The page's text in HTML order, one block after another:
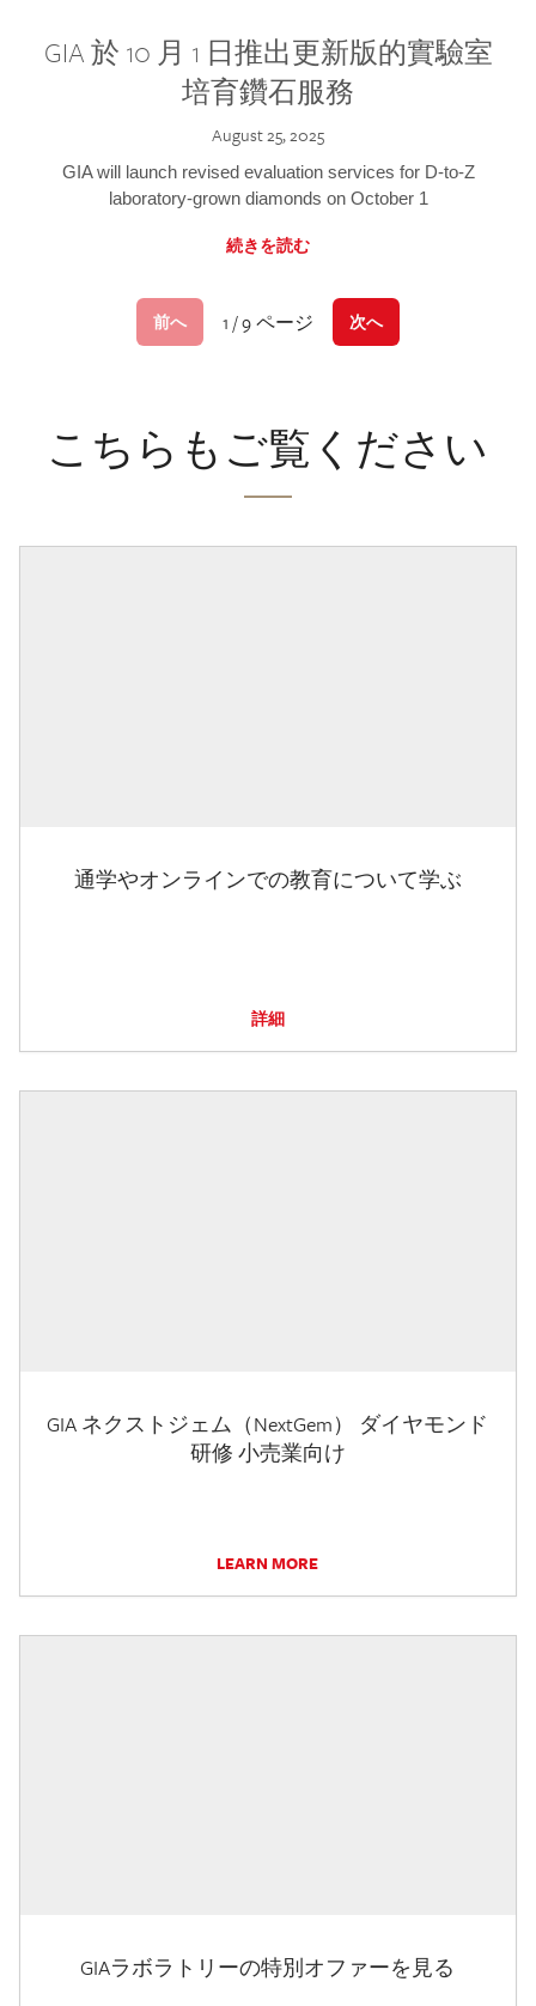
GIA 於 10 月 1 日推出更新版的實驗室
培育鑽石服務
August 25, 2025
GIA will launch revised evaluation services for D-to-Z
laboratory-grown diamonds on October 1
続きを読む
前へ 1 / 9 ページ 次へ
こちらもご覧ください
通学やオンラインでの教育について学ぶ
詳細
GIA ネクストジェム（NextGem） ダイヤモンド
研修 小売業向け
LEARN MORE
GIAラボラトリーの特別オファーを見る